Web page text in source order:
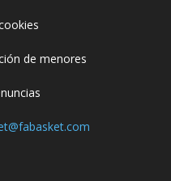
de menores